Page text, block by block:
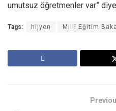
umutsuz öğretmenler var”
Tags: hijyen Millî Eğitim